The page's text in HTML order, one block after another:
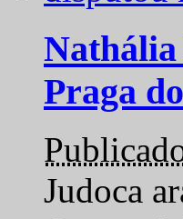
Nathália
Praga
Judoca